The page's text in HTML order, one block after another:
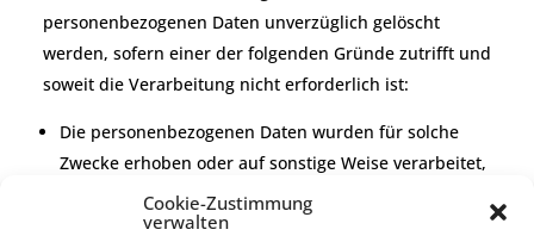
Cookie-Zustimmung
verwalten
personenbezogenen Daten unverzüglich gelöscht
werden, sofern einer der folgenden Gründe zutrifft und
soweit die Verarbeitung nicht erforderlich ist:
Die personenbezogenen Daten wurden für solche
Zwecke erhoben oder auf sonstige Weise verarbeitet,
für welche sie nicht mehr notwendig sind.
Die betroffene Person widerruft ihre Einwilligung, auf